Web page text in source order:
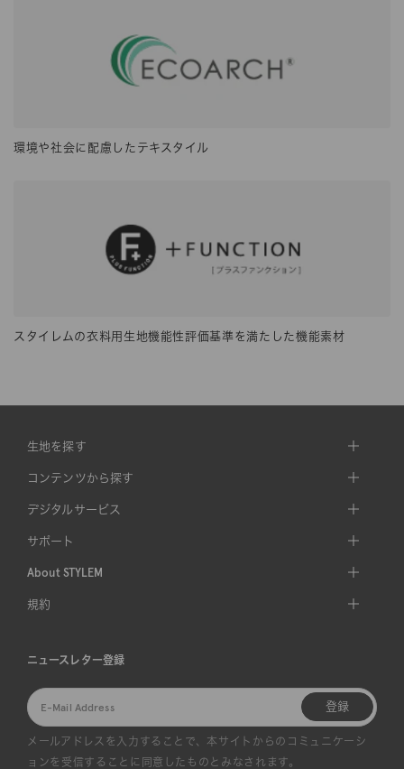
環境や社会に配慮したテキスタイル
スタイレムの衣料用生地機能性評価基準を満たした機能素材
生地を探す
コンテンツから探す
デジタルサービス
サポート
About STYLEM
規約
ニュースレター登録
登録
メールアドレスを入力することで、本サイトからのコミュニケーシ
ョンを受信することに同意したものとみなされます。